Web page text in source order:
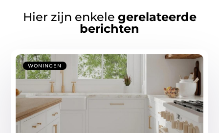
Hier zijn enkele gerelateerde
berichten
WONINGEN